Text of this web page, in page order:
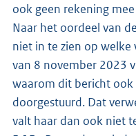
ook geen rekening
Naar het oordeel van
niet in te zien op
van 8 november 2023
waarom dit bericht
doorgestuurd. Dat
valt haar dan ook niet